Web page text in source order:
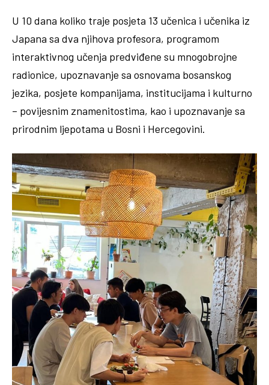
U 10 dana koliko traje posjeta 13 učenica i učenika iz
Japana sa dva njihova profesora, programom
interaktivnog učenja predviđene su mnogobrojne
radionice, upoznavanje sa osnovama bosanskog
jezika, posjete kompanijama, institucijama i kulturno
– povijesnim znamenitostima, kao i upoznavanje sa
prirodnim ljepotama u Bosni i Hercegovini.